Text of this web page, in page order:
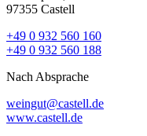
97355 Castell
+49 0 932 560 160
+49 0 932 560 188
Nach Absprache
weingut@castell.de
www.castell.de